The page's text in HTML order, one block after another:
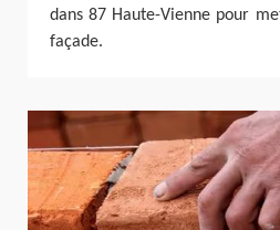
dans 87 Haute-Vienne pour
façade.